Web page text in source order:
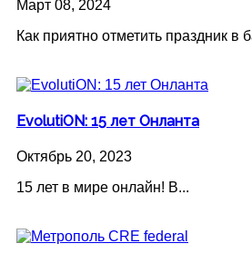
Март 08, 2024
Как приятно отметить праздник в
EvolutiON: 15 лет Онланта
Октябрь 20, 2023
15 лет в мире онлайн! В...